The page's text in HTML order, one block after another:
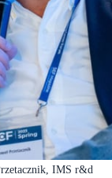
IMS r&d